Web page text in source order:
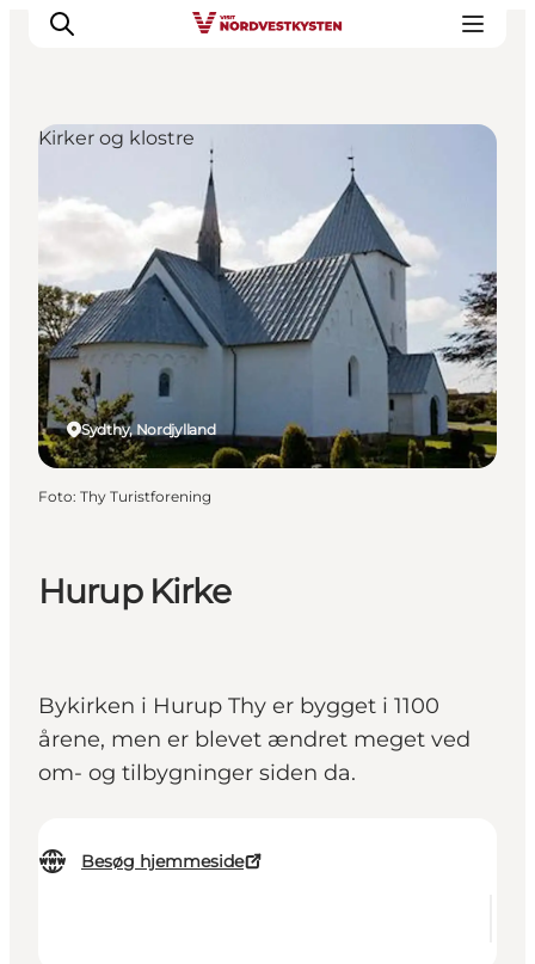
Feriesteder
Inspiration
Handicapvenlig ferie
Events
Overnatning
Planlæg din ferie
Hurup Kirke
Bykirken i Hurup Thy er bygget i 1100
årene, men er blevet ændret meget ved
om- og tilbygninger siden da.
Besøg hjemmeside
Sydthy, Nordjylland
Kirker og klostre
Foto: Thy Turistforening